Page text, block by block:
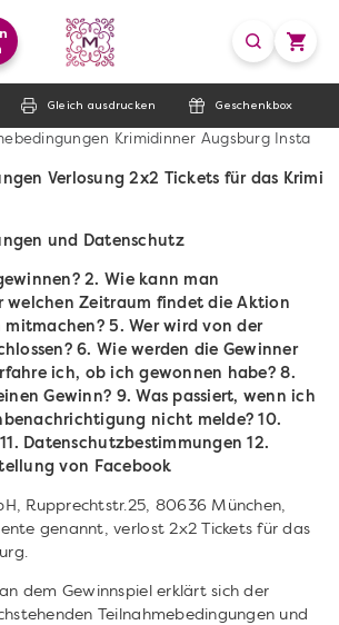
Gleich ausdrucken Geschenkbox
Krimidinner Augsburg Insta
Verlosung 2x2 Tickets für das Krimi
und Datenschutz
2. Wie kann man
welchen Zeitraum findet die Aktion
mitmachen? 5. Wer wird von der
6. Wie werden die Gewinner
ich, ob ich gewonnen habe? 8.
Gewinn? 9. Was passiert, wenn ich
nicht melde? 10.
11. Datenschutzbestimmungen 12.
von Facebook
Rupprechtstr.25, 80636 München,
genannt, verlost 2x2 Tickets für das
dem Gewinnspiel erklärt sich der
Teilnahmebedingungen und